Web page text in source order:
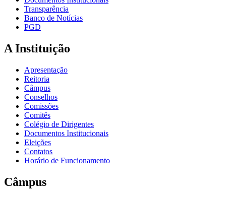
Transparência
Banco de Notícias
PGD
A Instituição
Apresentação
Reitoria
Câmpus
Conselhos
Comissões
Comitês
Colégio de Dirigentes
Documentos Institucionais
Eleições
Contatos
Horário de Funcionamento
Câmpus